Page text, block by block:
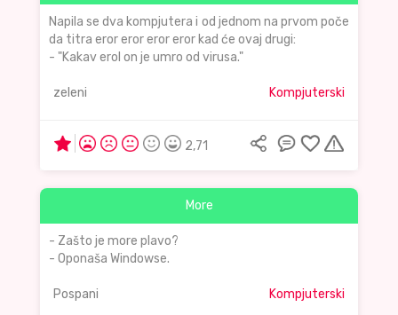
Napila se dva kompjutera i od jednom na prvom poče
da titra eror eror eror eror kad će ovaj drugi:
- "Kakav erol on je umro od virusa."
zeleni Kompjuterski
2,71
More
- Zašto je more plavo?
- Oponaša Windowse.
Pospani Kompjuterski